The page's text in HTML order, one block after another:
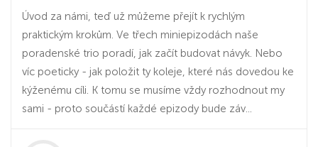
Úvod za námi, teď už můžeme přejít k rychlým
praktickým krokům. Ve třech miniepizodách naše
poradenské trio poradí, jak začít budovat návyk. Nebo
víc poeticky - jak položit ty koleje, které nás dovedou ke
kýženému cíli. K tomu se musíme vždy rozhodnout my
sami - proto součástí každé epizody bude záv...